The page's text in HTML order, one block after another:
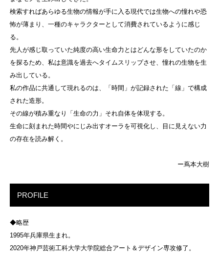
検索すればあらゆる生物の情報が手に入る現代では生物への憧れや恐
怖が薄まり、一種のキャラクターとして消費されているように感じ
る。
先人が感じ取っていた純度の高い生命力とはどんな形をしていたのか
を探るため、私は意識を過去へタイムスリップさせ、憧れの生物を生
み出している。
私の作品に共通して現れるのは、「時間」が記録された「線」で構成
された造形。
その線が積み重なり「生命の力」それ自体を体現する。
生命に刻まれた時間やにじみ出すオーラを可視化し、目に見えない力
の存在を読み解く。
ー蔦本大樹
PROFILE
◆略歴
1995年兵庫県生まれ。
2020年神戸芸術工科大学大学院総合アート＆デザイン専攻修了。